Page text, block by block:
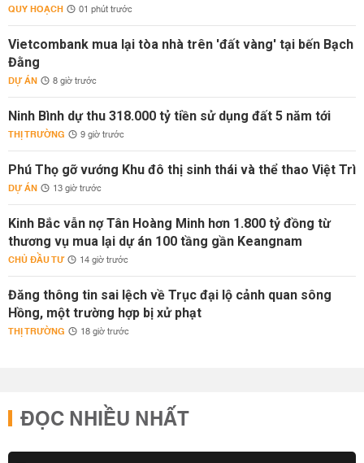
QUY HOẠCH 01 phút trước
Vietcombank mua lại tòa nhà trên 'đất vàng' tại bến Bạch
Đằng
DỰ ÁN 8 giờ trước
Ninh Bình dự thu 318.000 tỷ tiền sử dụng đất 5 năm tới
THỊ TRƯỜNG 9 giờ trước
Phú Thọ gỡ vướng Khu đô thị sinh thái và thể thao Việt Trì
DỰ ÁN 13 giờ trước
Kinh Bắc vẫn nợ Tân Hoàng Minh hơn 1.800 tỷ đồng từ
thương vụ mua lại dự án 100 tầng gần Keangnam
CHỦ ĐẦU TƯ 14 giờ trước
Đăng thông tin sai lệch về Trục đại lộ cảnh quan sông
Hồng, một trường hợp bị xử phạt
THỊ TRƯỜNG 18 giờ trước
ĐỌC NHIỀU NHẤT